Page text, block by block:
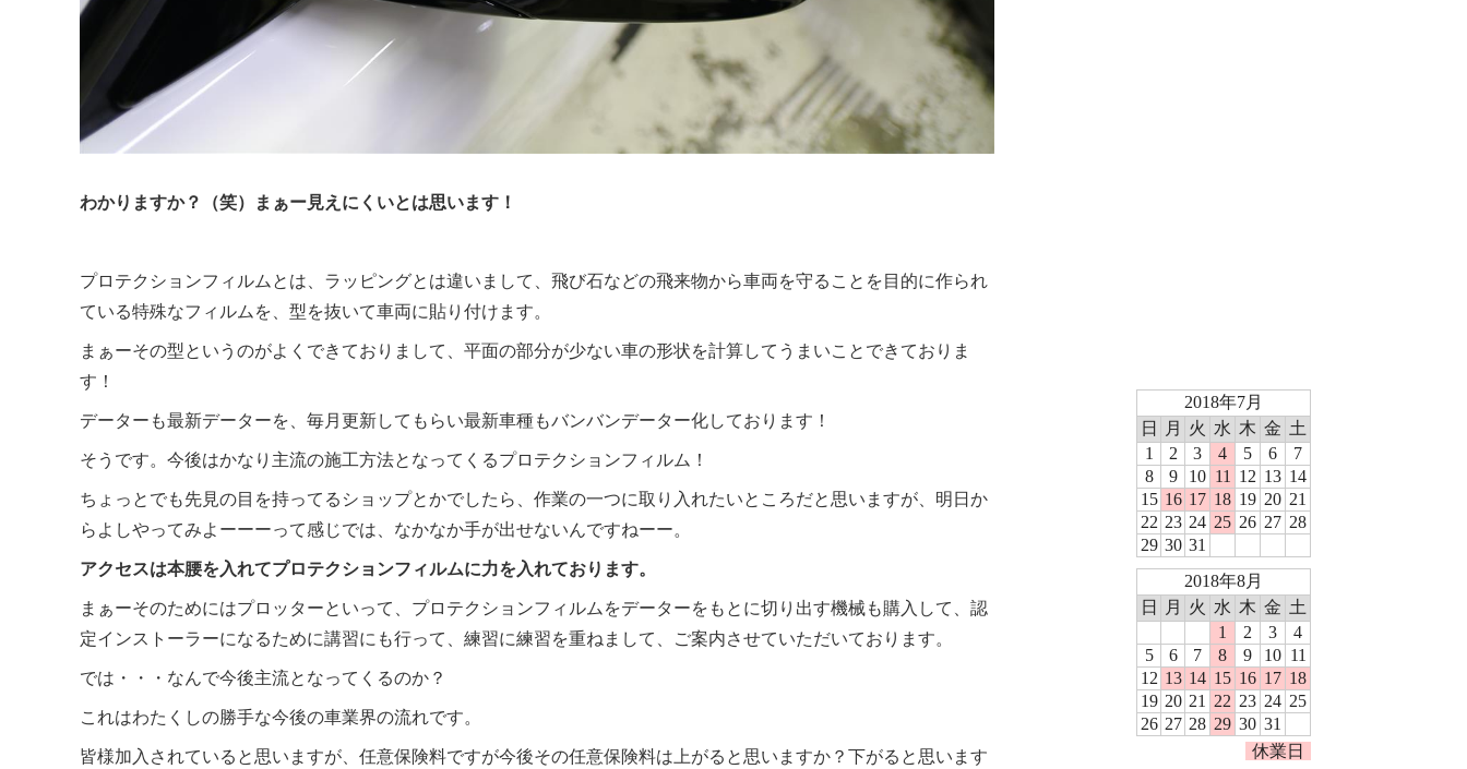
わかりますか？（笑）まぁー見えにくいとは思います！
プロテクションフィルムとは、ラッピングとは違いまして、飛び石などの飛来物から車両を守ることを目的に作られ
ている特殊なフィルムを、型を抜いて車両に貼り付けます。
まぁーその型というのがよくできておりまして、平面の部分が少ない車の形状を計算してうまいことできておりま
す！
データーも最新データーを、毎月更新してもらい最新車種もバンバンデーター化しております！
そうです。今後はかなり主流の施工方法となってくるプロテクションフィルム！
ちょっとでも先見の目を持ってるショップとかでしたら、作業の一つに取り入れたいところだと思いますが、明日か
らよしやってみよーーーって感じでは、なかなか手が出せないんですねーー。
アクセスは本腰を入れてプロテクションフィルムに力を入れております。
まぁーそのためにはプロッターといって、プロテクションフィルムをデーターをもとに切り出す機械も購入して、認
定インストーラーになるために講習にも行って、練習に練習を重ねまして、ご案内させていただいております。
では・・・なんで今後主流となってくるのか？
これはわたくしの勝手な今後の車業界の流れです。
皆様加入されていると思いますが、任意保険料ですが今後その任意保険料は上がると思いますか？下がると思います